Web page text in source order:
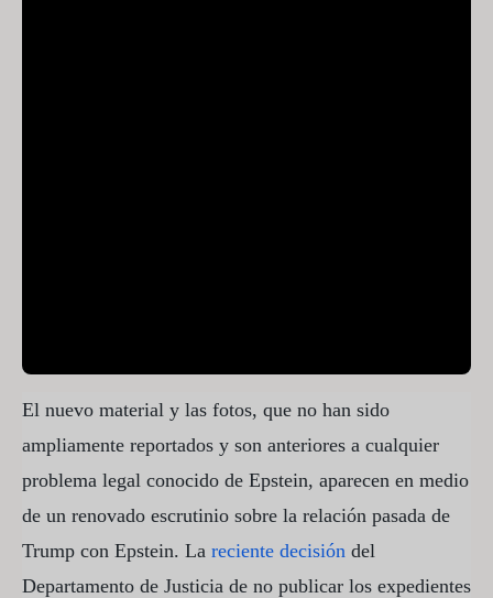
El nuevo material y las fotos, que no han sido
ampliamente reportados y son anteriores a cualquier
problema legal conocido de Epstein, aparecen en medio
de un renovado escrutinio sobre la relación pasada de
Trump con Epstein. La reciente decisión del
Departamento de Justicia de no publicar los expedientes